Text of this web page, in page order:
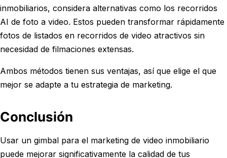
inmobiliarios, considera alternativas como los recorridos
AI de foto a video. Estos pueden transformar rápidamente
fotos de listados en recorridos de video atractivos sin
necesidad de filmaciones extensas.
Ambos métodos tienen sus ventajas, así que elige el que
mejor se adapte a tu estrategia de marketing.
Conclusión
Usar un gimbal para el marketing de video inmobiliario
puede mejorar significativamente la calidad de tus